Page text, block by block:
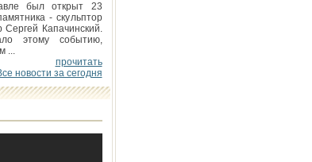
был открыт 23
- скульптор
Сергей Капачинский.
этому событию,
...
прочитать
новости за сегодня